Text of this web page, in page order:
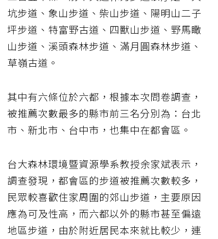
坑步道、象山步道、柴山步道、陽明山二子
坪步道、特富野古道、四獸山步道、野馬瞰
山步道、溪頭森林步道、滿月圓森林步道、
草嶺古道。
其中有六條位於六都，根據本次問卷調查，
被推薦次數最多的縣市前三名分別為：台北
市、新北市、台中市，也集中在都會區。
台大森林環境暨資源學系教授余家斌表示，
調查發現，都會區的步道被推薦次數較多，
民眾較喜歡住家周圍的郊山步道，主要原因
應為可及性高，而六都以外的縣市甚至偏遠
地區步道，由於附近居民本來就比較少，連